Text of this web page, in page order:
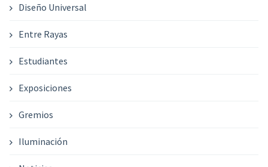
Diseño Universal
Entre Rayas
Estudiantes
Exposiciones
Gremios
Iluminación